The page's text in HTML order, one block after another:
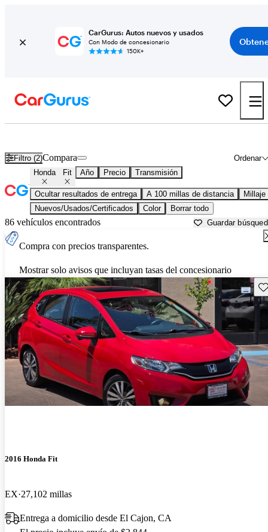
CarGurus: Autos nuevos y usados
Con Modo de concesionario
150K+
Filtro (2) Ordenar
Compara
Honda Fit Año Precio Transmisión
Ocultar resultados de entrega A 100 millas de distancia
Millaje
Nuevos/Usados/Certificados
Color Borrar todo
86 vehículos encontrados Guardar
Compra con precios transparentes.
Mostrar solo avisos que incluyan tasas del concesionario
2016 Honda Fit
EX 27,102 millas
Entrega a domicilio desde El Cajon, CA